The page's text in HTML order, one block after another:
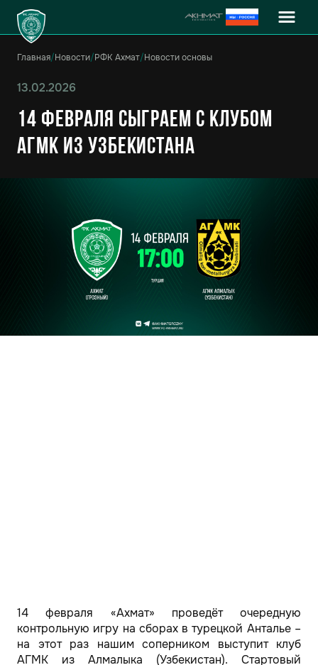
Главная/Новости/РФК Ахмат/Новости основы
13.02.2026
14 февраля сыграем с клубом
АГМК из Узбекистана
14 февраля «Ахмат» проведёт очередную
контрольную игру на сборах в турецкой Анталье –
на этот раз нашим соперником выступит клуб
АГМК из Алмалыка (Узбекистан). Стартовый